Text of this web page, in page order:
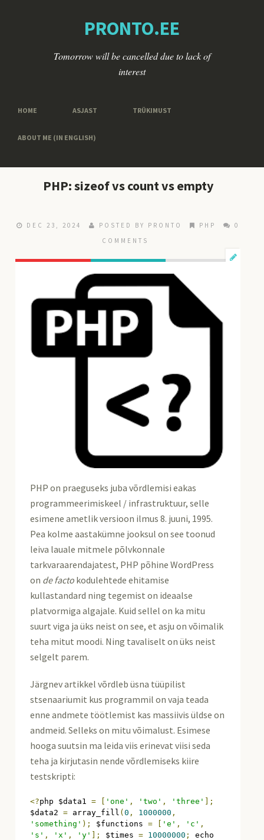
PRONTO.EE
Tomorrow will be cancelled due to lack of
interest
HOME ASJAST TRÜKIMUST
ABOUT ME (IN ENGLISH)
PHP: sizeof vs count vs empty
DEC 23, 2024 POSTED BY PRONTO PHP
0
COMMENTS
PHP on praeguseks juba võrdlemisi eakas
programmeerimiskeel / infrastruktuur, selle
esimene ametlik versioon ilmus 8. juuni, 1995.
Pea kolme aastakümne jooksul on see toonud
leiva lauale mitmele põlvkonnale
tarkvaraarendajatest, PHP põhine WordPress
on de facto kodulehtede ehitamise
kullastandard ning tegemist on ideaalse
platvormiga algajale. Kuid sellel on ka mitu
suurt viga ja üks neist on see, et asju on võimalik
teha mitut moodi. Ning tavaliselt on üks neist
selgelt parem.
Järgnev artikkel võrdleb üsna tüüpilist
stsenaariumit kus programmil on vaja teada
enne andmete töötlemist kas massiivis üldse on
andmeid. Selleks on mitu võimalust. Esimese
hooga suutsin ma leida viis erinevat viisi seda
teha ja kirjutasin nende võrdlemiseks kiire
testskripti:
<?php $data1 = [ 'one' , 'two' , 'three' ];
$data2 = array_fill (0 , 1000000 ,
'something' ); $functions = [ 'e' , 'c' ,
's' , 'x' , 'y' ]; $times = 10000000 ;
echo